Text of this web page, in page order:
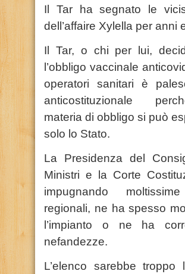
Il Tar ha segnato le
dell’affaire Xylella per anni
Il Tar, o chi per lui,
l’obbligo vaccinale
operatori sanitari è
anticostituzionale
materia di obbligo si può
solo lo Stato.
La Presidenza del
Ministri e la Corte
impugnando
regionali, ne ha spesso
l’impianto o ne ha
nefandezze.
L’elenco sarebbe troppo